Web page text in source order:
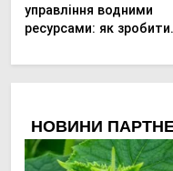
управління водними
ресурсами: як зробити
стійким до посухи